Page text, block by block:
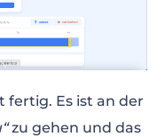
fertig. Es ist an der
zu gehen und das